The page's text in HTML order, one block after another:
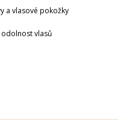
a vlasové pokožky
vlasů